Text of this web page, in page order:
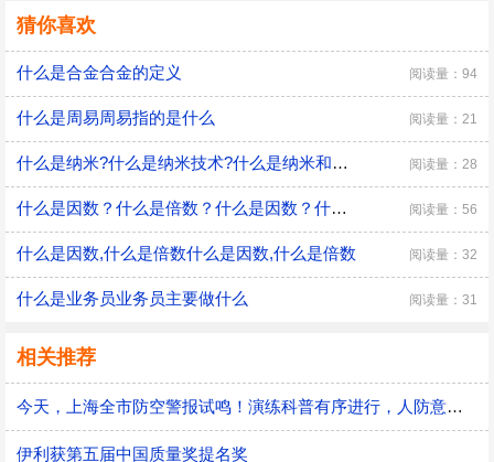
猜你喜欢
什么是合金合金的定义 阅读量：94
什么是周易周易指的是什么 阅读量：21
什么是纳米?什么是纳米技术?什么是纳米和纳米技术? 阅读量：28
什么是因数？什么是倍数？什么是因数？什么是倍数？ 阅读量：56
什么是因数,什么是倍数什么是因数,什么是倍数 阅读量：32
什么是业务员业务员主要做什么 阅读量：31
相关推荐
今天，上海全市防空警报试鸣！演练科普有序进行，人防意识“声入人心”
伊利获第五届中国质量奖提名奖